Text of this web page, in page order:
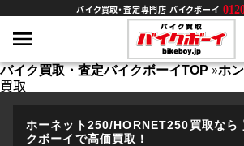
バイク買取・査定専門店 バイクボーイ
バイク買取・査定バイクボーイTOP»ホ
買取
ホーネット250/HORNET250買取なら
クボーイで高価買取！